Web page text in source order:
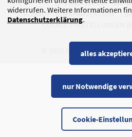
widerrufen. Weitere Informationen
Datenschutzerklärung.
Cookie-
alles
nur Notwendige
DATENSCHUTZ
KORRUPTIONSPRÄVENTION
COOKIE-EINSTELLUNGEN
© 2026 DEUTSCHES